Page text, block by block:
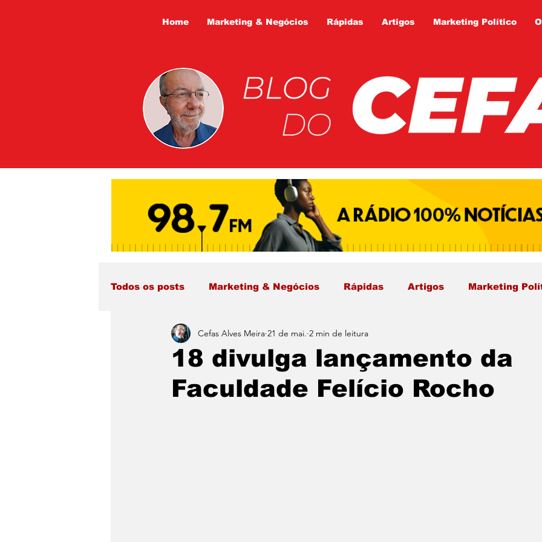
Home Marketing & Negócios Rápidas Artigos Marketing Político
Todos os posts Marketing & Negócios Rápidas Artigos Marketing
18 divulga lançamento da
Faculdade Felício Rocho
Cefas Alves Meira 21 de mai. 2 min de leitura